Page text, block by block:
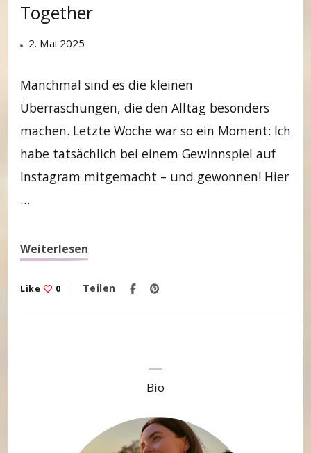
Together
2. Mai 2025
Manchmal sind es die kleinen
Überraschungen, die den Alltag besonders
machen. Letzte Woche war so ein Moment: Ich
habe tatsächlich bei einem Gewinnspiel auf
Instagram mitgemacht – und gewonnen! Hier
…
Weiterlesen
Like 0 Teilen
Bio